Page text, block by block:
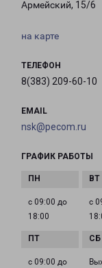
Армейский, 15/6
на карте
ТЕЛЕФОН
8(383) 209-60-10
EMAIL
nsk@pecom.ru
ГРАФИК РАБОТЫ
с 09:00 до
18:00
с
с 09:00 до